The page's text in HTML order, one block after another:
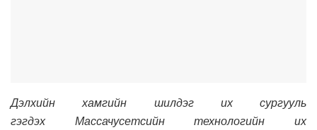
Дэлхийн хамгийн шилдэг их сургууль
гэгдэх Массачусетсийн технологийн их